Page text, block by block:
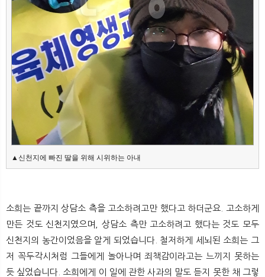
▲신천지에 빠진 딸을 위해 시위하는 아내
소희는 끝까지 상담소 측을 고소하려고만 했다고 하더군요. 고소하게
만든 것도 신천지였으며, 상담소 측만 고소하려고 했다는 것도 모두
신천지의 농간이었음을 알게 되었습니다. 철저하게 세뇌된 소희는 그
저 꼭두각시처럼 그들에게 놀아나며 죄책감이라고는 느끼지 못하는
듯 싶었습니다. 소희에게 이 일에 관한 사과의 말도 듣지 못한 채 그렇